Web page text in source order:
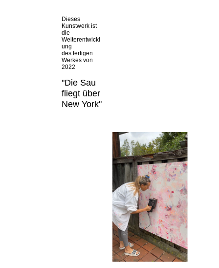
Dieses
Kunstwerk ist
die
Weiterentwickl
ung
des fertigen
Werkes von
2022
"Die Sau
fliegt über
New York"